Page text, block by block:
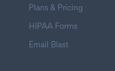
Plans & Pricing
HIPAA Forms
Email Blast